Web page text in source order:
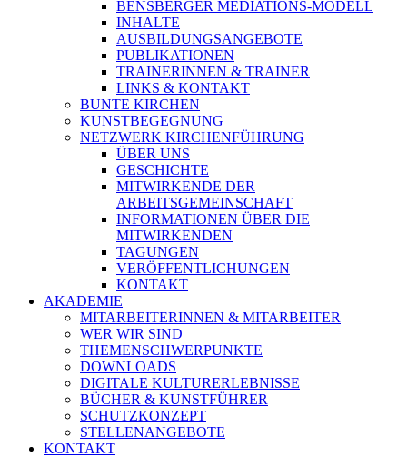
BENSBERGER MEDIATIONS-MODELL
INHALTE
AUSBILDUNGSANGEBOTE
PUBLIKATIONEN
TRAINERINNEN & TRAINER
LINKS & KONTAKT
BUNTE KIRCHEN
KUNSTBEGEGNUNG
NETZWERK KIRCHENFÜHRUNG
ÜBER UNS
GESCHICHTE
MITWIRKENDE DER
ARBEITSGEMEINSCHAFT
INFORMATIONEN ÜBER DIE
MITWIRKENDEN
TAGUNGEN
VERÖFFENTLICHUNGEN
KONTAKT
AKADEMIE
MITARBEITERINNEN & MITARBEITER
WER WIR SIND
THEMENSCHWERPUNKTE
DOWNLOADS
DIGITALE KULTURERLEBNISSE
BÜCHER & KUNSTFÜHRER
SCHUTZKONZEPT
STELLENANGEBOTE
KONTAKT